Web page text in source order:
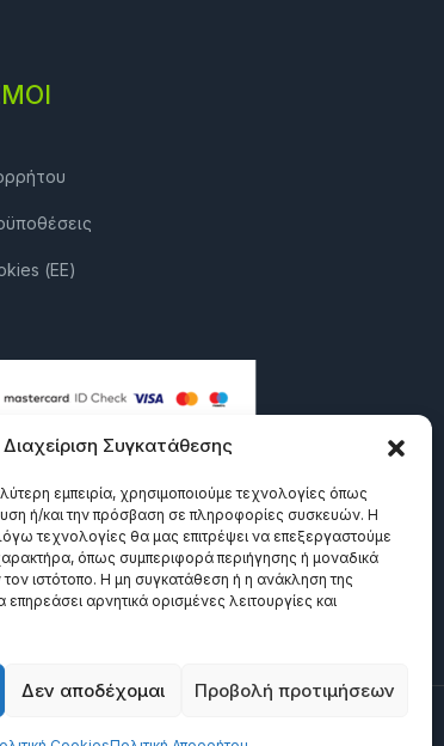
Διαχείριση Συγκατάθεσης
εμπειρία, χρησιμοποιούμε τεχνολογίες όπως
ή/και την πρόσβαση σε πληροφορίες συσκευών. Η
τεχνολογίες θα μας επιτρέψει να επεξεργαστούμε
όπως συμπεριφορά περιήγησης ή μοναδικά
ιστότοπο. Η μη συγκατάθεση ή η ανάκληση της
αρνητικά ορισμένες λειτουργίες και
Δεν αποδέχομαι Προβολή προτιμήσεων
(ΕΕ)